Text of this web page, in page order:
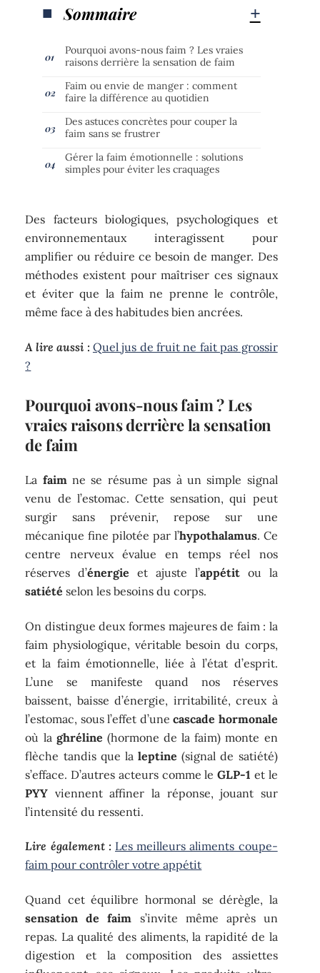
Sommaire
Pourquoi avons-nous faim ? Les vraies
raisons derrière la sensation de faim
Faim ou envie de manger : comment
faire la différence au quotidien
Des astuces concrètes pour couper la
faim sans se frustrer
Gérer la faim émotionnelle : solutions
simples pour éviter les craquages
Des facteurs biologiques, psychologiques et
environnementaux interagissent pour
amplifier ou réduire ce besoin de manger. Des
méthodes existent pour maîtriser ces signaux
et éviter que la faim ne prenne le contrôle,
même face à des habitudes bien ancrées.
A lire aussi : Quel jus de fruit ne fait pas grossir
?
Pourquoi avons-nous faim ? Les
vraies raisons derrière la sensation
de faim
La faimne se résume pas à un simple signal
venu de l’estomac. Cette sensation, qui peut
surgir sans prévenir, repose sur une
mécanique fine pilotée par l’hypothalamus. Ce
centre nerveux évalue en temps réel nos
réserves d’énergie et ajuste l’appétitou la
satiété selon les besoins du corps.
On distingue deux formes majeures de faim : la
faim physiologique, véritable besoin du corps,
et la faim émotionnelle, liée à l’état d’esprit.
L’une se manifeste quand nos réserves
baissent, baisse d’énergie, irritabilité, creux à
l’estomac, sous l’effet d’unecascade hormonale
où la ghréline (hormone de la faim) monte en
flèche tandis que laleptine (signal de satiété)
s’efface. D’autres acteurs comme leGLP-1 et le
PYY viennent affiner la réponse, jouant sur
l’intensité du ressenti.
Lire également : Les meilleurs aliments coupe-
faim pour contrôler votre appétit
Quand cet équilibre hormonal se dérègle, la
sensation de faim s’invite même après un
repas. La qualité des aliments, la rapidité de la
digestion et la composition des assiettes